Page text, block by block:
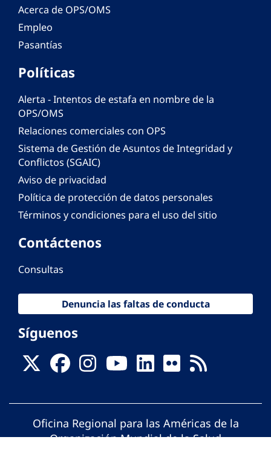
Acerca de OPS/OMS
Empleo
Pasantías
Políticas
Alerta - Intentos de estafa en nombre de la
OPS/OMS
Relaciones comerciales con OPS
Sistema de Gestión de Asuntos de Integridad y
Conflictos (SGAIC)
Aviso de privacidad
Política de protección de datos personales
Términos y condiciones para el uso del sitio
Contáctenos
Consultas
Denuncia las faltas de conducta
Síguenos
Oficina Regional para las Américas de la
Organización Mundial de la Salud